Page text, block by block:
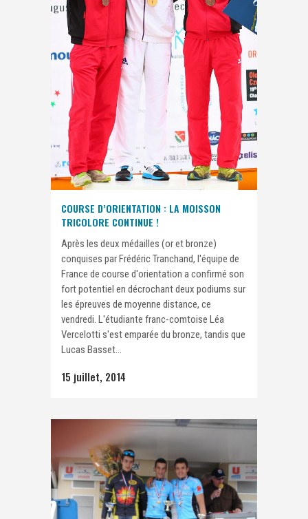
COURSE D’ORIENTATION : LA MOISSON
TRICOLORE CONTINUE !
Après les deux médailles (or et bronze)
conquises par Frédéric Tranchand, l'équipe de
France de course d'orientation a confirmé son
fort potentiel en décrochant deux podiums sur
les épreuves de moyenne distance, ce
vendredi. L'étudiante franc-comtoise Léa
Vercelotti s'est emparée du bronze, tandis que
Lucas Basset...
15 juillet, 2014